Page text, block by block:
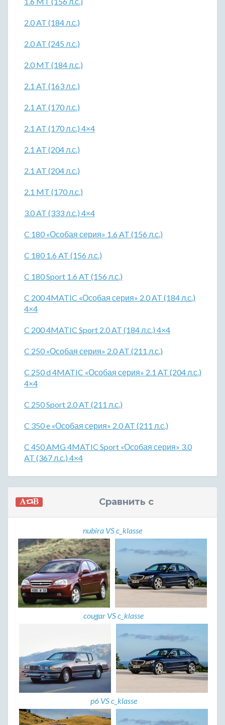
2.0 AT (184 л.с.)
2.0 AT (245 л.с.)
2.0 MT (184 л.с.)
2.1 AT (163 л.с.)
2.1 AT (170 л.с.)
2.1 AT (170 л.с.) 4×4
2.1 AT (204 л.с.)
2.1 AT (204 л.с.)
2.1 MT (170 л.с.)
3.0 AT (333 л.с.) 4×4
C 180 «Особая серия» 1.6 AT (156 л.с.)
C 180 1.6 AT (156 л.с.)
C 180 Sport 1.6 AT (156 л.с.)
C 200 4MATIC «Особая серия» 2.0 AT (184 л.с.)
4×4
C 200 4MATIC Sport 2.0 AT (184 л.с.) 4×4
C 250 «Особая серия» 2.0 AT (211 л.с.)
C 250 d 4MATIC «Особая серия» 2.1 AT (204 л.с.)
4×4
C 250 Sport 2.0 AT (211 л.с.)
C 350 e «Особая серия» 2.0 AT (211 л.с.)
C 450 AMG 4MATIC Sport «Особая серия» 3.0
AT (367 л.с.) 4×4
Сравнить с
nubira VS c_klasse
cougar VS c_klasse
p6 VS c_klasse